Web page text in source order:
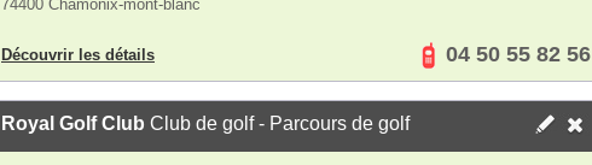
74400 Chamonix-mont-blanc
Découvrir les détails 04 50 55 82 56
Royal Golf Club Club de golf - Parcours de golf